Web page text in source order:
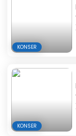
KONSER
KONSER